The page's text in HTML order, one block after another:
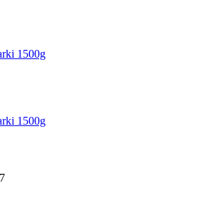
1500g
1500g